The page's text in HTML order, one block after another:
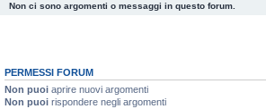
Non ci sono argomenti o messaggi in questo forum.
PERMESSI FORUM
Non puoi aprire nuovi argomenti
Non puoi rispondere negli argomenti